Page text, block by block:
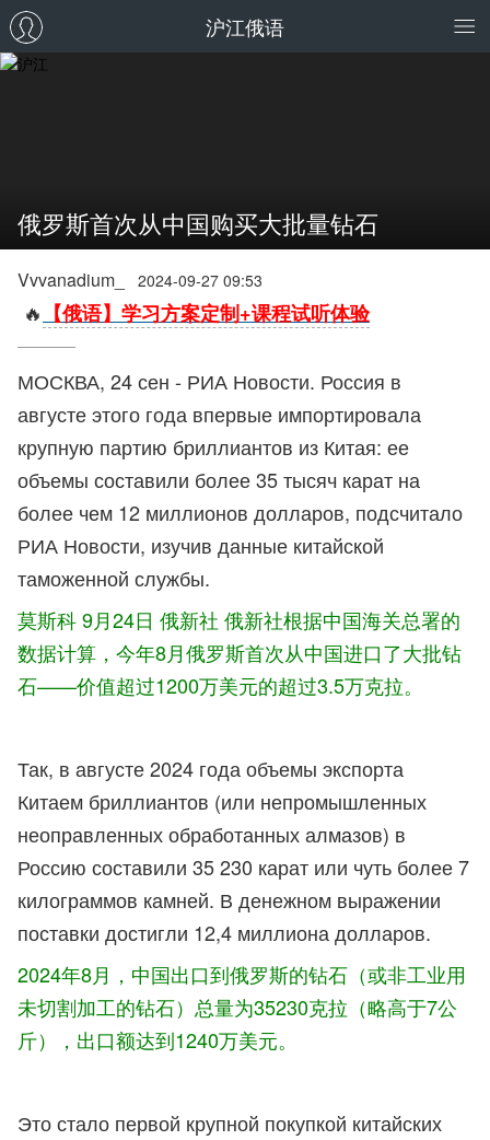
沪江俄语
俄罗斯首次从中国购买大批量钻石
Vvvanadium_ 2024-09-27 09:53
🔥 【俄语】学习方案定制+课程试听体验
МОСКВА, 24 сен - РИА Новости. Россия в
августе этого года впервые импортировала
крупную партию бриллиантов из Китая: ее
объемы составили более 35 тысяч карат на
более чем 12 миллионов долларов, подсчитало
РИА Новости, изучив данные китайской
таможенной службы.
莫斯科 9月24日 俄新社 俄新社根据中国海关总署的
数据计算，今年8月俄罗斯首次从中国进口了大批钻
石——价值超过1200万美元的超过3.5万克拉。
Так, в августе 2024 года объемы экспорта
Китаем бриллиантов (или непромышленных
неоправленных обработанных алмазов) в
Россию составили 35 230 карат или чуть более 7
килограммов камней. В денежном выражении
поставки достигли 12,4 миллиона долларов.
2024年8月，中国出口到俄罗斯的钻石（或非工业用
未切割加工的钻石）总量为35230克拉（略高于7公
斤），出口额达到1240万美元。
Это стало первой крупной покупкой китайских